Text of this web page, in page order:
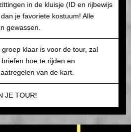
in de kluisje (ID en rijbewijs
je favoriete kostuum! Alle
gewassen.
groep klaar is voor de tour, zal
hoe te rijden en
van de kart.
JE TOUR!